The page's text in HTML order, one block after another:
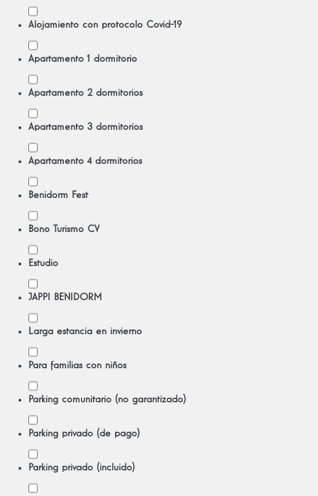
Alojamiento con protocolo Covid-19
Apartamento 1 dormitorio
Apartamento 2 dormitorios
Apartamento 3 dormitorios
Apartamento 4 dormitorios
Benidorm Fest
Bono Turismo CV
Estudio
JAPPI BENIDORM
Larga estancia en invierno
Para familias con niños
Parking comunitario (no garantizado)
Parking privado (de pago)
Parking privado (incluido)